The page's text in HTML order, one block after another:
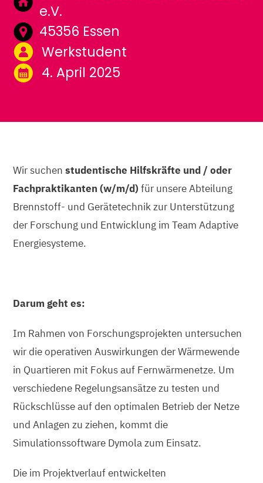
e.V.
45356 Essen
Werkstudent
4. April 2025
Wir suchenstudentische Hilfskräfte und / oder
Fachpraktikanten (w/m/d) für unsere Abteilung
Brennstoff- und Gerätetechnik zur Unterstützung
der Forschung und Entwicklung im Team Adaptive
Energiesysteme.
Darum geht es:
Im Rahmen von Forschungsprojekten untersuchen
wir die operativen Auswirkungen der Wärmewende
in Quartieren mit Fokus auf Fernwärmenetze. Um
verschiedene Regelungsansätze zu testen und
Rückschlüsse auf den optimalen Betrieb der Netze
und Anlagen zu ziehen, kommt die
Simulationssoftware Dymola zum Einsatz.
Die im Projektverlauf entwickelten